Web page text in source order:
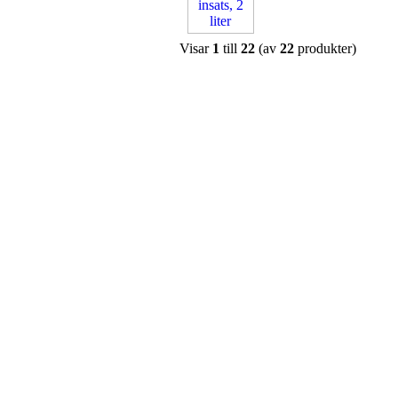
Visar 1 till 22 (av 22 produkter)